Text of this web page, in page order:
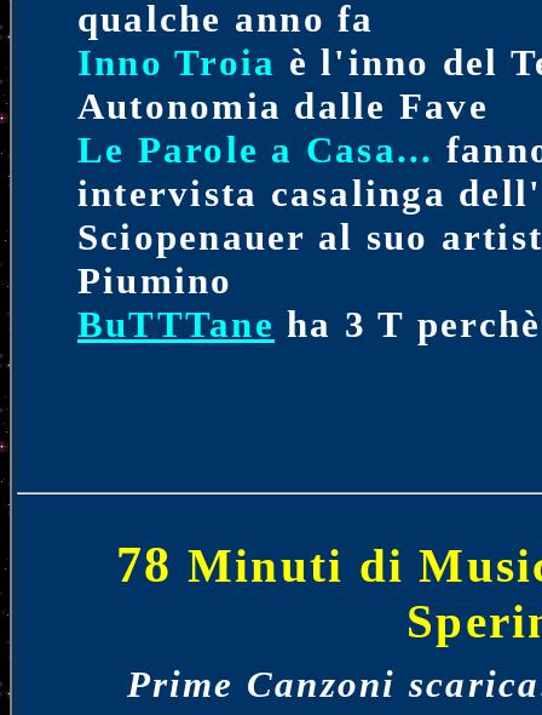
qualche anno fa
Inno Troia è l'inno del
Autonomia dalle Fave
Le Parole a Casa...
intervista casalinga
Sciopenauer al suo
Piumino
BuTTTane ha 3 T
78 Minuti di
Prime Canzoni